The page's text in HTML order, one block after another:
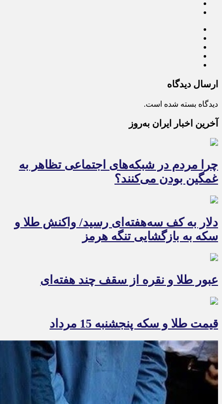
ارسال دیدگاه
دیدگاه بسته شده است.
آخرین اخبار ایران به‌روز
چرا مردم در شبکه‌های اجتماعی تظاهر به
غمگین بودن می‌کنند؟
دلار به کف سه‌هفته‌ای رسید/ واکنش طلا و
سکه به بازگشایی تنگه هرمز
عبور طلا و نقره از سقف چند هفته‌ای
قیمت طلا و سکه پنجشنبه 15 مرداد